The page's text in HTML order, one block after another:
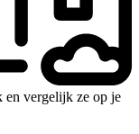
en vergelijk ze op je